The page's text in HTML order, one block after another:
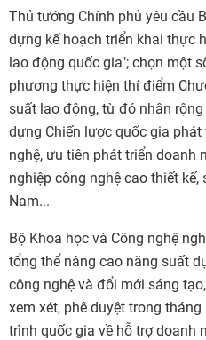
Thủ tướng Chính phủ yêu cầu
dựng kế hoạch triển khai thực
lao động quốc gia"; chọn một
phương thực hiện thí điểm
suất lao động, từ đó nhân
dựng Chiến lược quốc gia
nghệ, ưu tiên phát triển doanh
nghiệp công nghệ cao thiết
Nam...
Bộ Khoa học và Công nghệ
tổng thể nâng cao năng suất
công nghệ và đổi mới sáng
xem xét, phê duyệt trong
trình quốc gia về hỗ trợ doanh